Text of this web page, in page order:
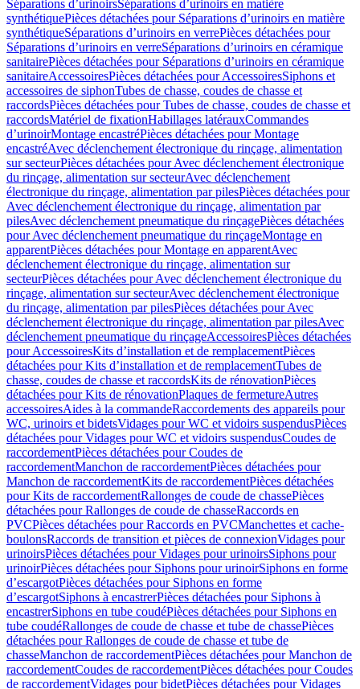
Séparations d’urinoirsSéparations d’urinoirs en matière
synthétiquePièces détachées pour Séparations d’urinoirs en matière
synthétiqueSéparations d’urinoirs en verrePièces détachées pour
Séparations d’urinoirs en verreSéparations d’urinoirs en céramique
sanitairePièces détachées pour Séparations d’urinoirs en céramique
sanitaireAccessoiresPièces détachées pour AccessoiresSiphons et
accessoires de siphonTubes de chasse, coudes de chasse et
raccordsPièces détachées pour Tubes de chasse, coudes de chasse et
raccordsMatériel de fixationHabillages latérauxCommandes
dʼurinoirMontage encastréPièces détachées pour Montage
encastréAvec déclenchement électronique du rinçage, alimentation
sur secteurPièces détachées pour Avec déclenchement électronique
du rinçage, alimentation sur secteurAvec déclenchement
électronique du rinçage, alimentation par pilesPièces détachées pour
Avec déclenchement électronique du rinçage, alimentation par
pilesAvec déclenchement pneumatique du rinçagePièces détachées
pour Avec déclenchement pneumatique du rinçageMontage en
apparentPièces détachées pour Montage en apparentAvec
déclenchement électronique du rinçage, alimentation sur
secteurPièces détachées pour Avec déclenchement électronique du
rinçage, alimentation sur secteurAvec déclenchement électronique
du rinçage, alimentation par pilesPièces détachées pour Avec
déclenchement électronique du rinçage, alimentation par pilesAvec
déclenchement pneumatique du rinçageAccessoiresPièces détachées
pour AccessoiresKits d’installation et de remplacementPièces
détachées pour Kits d’installation et de remplacementTubes de
chasse, coudes de chasse et raccordsKits de rénovationPièces
détachées pour Kits de rénovationPlaques de fermetureAutres
accessoiresAides à la commandeRaccordements des appareils pour
WC, urinoirs et bidetsVidages pour WC et vidoirs suspendusPièces
détachées pour Vidages pour WC et vidoirs suspendusCoudes de
raccordementPièces détachées pour Coudes de
raccordementManchon de raccordementPièces détachées pour
Manchon de raccordementKits de raccordementPièces détachées
pour Kits de raccordementRallonges de coude de chassePièces
détachées pour Rallonges de coude de chasseRaccords en
PVCPièces détachées pour Raccords en PVCManchettes et cache-
boulonsRaccords de transition et pièces de connexionVidages pour
urinoirsPièces détachées pour Vidages pour urinoirsSiphons pour
urinoirPièces détachées pour Siphons pour urinoirSiphons en forme
d’escargotPièces détachées pour Siphons en forme
d’escargotSiphons à encastrerPièces détachées pour Siphons à
encastrerSiphons en tube coudéPièces détachées pour Siphons en
tube coudéRallonges de coude de chasse et tube de chassePièces
détachées pour Rallonges de coude de chasse et tube de
chasseManchon de raccordementPièces détachées pour Manchon de
raccordementCoudes de raccordementPièces détachées pour Coudes
de raccordementVidages pour bidetPièces détachées pour Vidages